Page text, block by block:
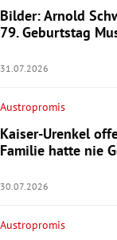
Bilder: Arnold
79. Geburtstag
31.07.2026
Austropromis
Kaiser-Urenkel
Familie hatte nie
30.07.2026
Austropromis